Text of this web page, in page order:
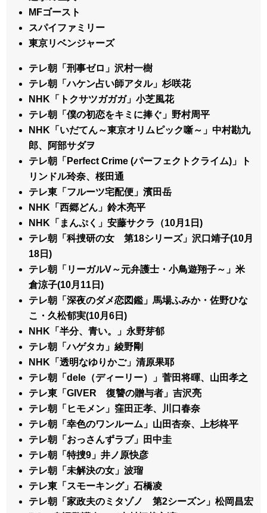
MFゴースト
スパイファミリー
東京リベンジャーズ
テレ朝「刑事ゼロ」沢村一樹
テレ朝「ハケン占い師アタル」杉咲花
NHK「トクサツガガガ」小芝風花
テレ朝「僕の初恋をキミに捧ぐ」野村周平
NHK「いだてん～東京オリムピック噺～」中村勘九
郎、阿部サダヲ
テレ朝「Perfect Crime (パーフェクトクライム)」ト
リンドル玲奈、桜田通
テレ東「フルーツ宅配便」濱田岳
NHK「西郷どん」鈴木亮平
NHK「まんぷく」安藤サクラ（10月1日)
テレ朝「科捜研の女 第18シリーズ」沢口靖子(10月
18日)
テレ朝「リーガルV～元弁護士・小鳥遊翔子～」米
倉涼子(10月11日)
テレ朝「深夜のダメ恋図鑑」馬場ふみか・佐野ひな
こ・久松郁実(10月6日)
NHK「半分、青い。」永野芽郁
テレ朝「ハゲタカ」綾野剛
NHK「透明なゆりかご」清原果耶
テレ朝「dele（ディーリー）」菅田将暉、山田孝之
テレ東「GIVER 復讐の贈与者」吉沢亮
テレ朝「ヒモメン」窪田正孝、川口春奈
テレ朝「幸色のワンルーム」山田杏奈、上杉柊平
テレ朝「おっさんずラブ」田中圭
テレ朝「特捜9」井ノ原快彦
テレ朝「未解決の女」波瑠
テレ東「スモーキング」石橋凌
テレ朝「家政夫のミタゾノ 第2シーズン」松岡昌宏